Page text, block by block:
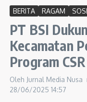
BERITA RAGAM
PT BSI
Kecamatan
Program CSR
Oleh Jurnal Media Nusa
28/06/2025 14:57